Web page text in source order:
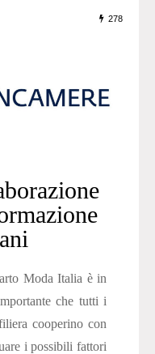
278
Moda Italia è in
che tutti i
cooperino con
i possibili fattori